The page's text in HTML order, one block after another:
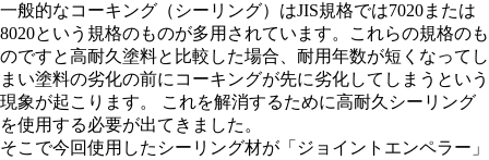
一般的なコーキング（シーリング）はJIS規格では7020または
8020という規格のものが多用されています。これらの規格のも
のですと高耐久塗料と比較した場合、耐用年数が短くなってし
まい塗料の劣化の前にコーキングが先に劣化してしまうという
現象が起こります。 これを解消するために高耐久シーリング
を使用する必要が出てきました。
そこで今回使用したシーリング材が「ジョイントエンペラー」